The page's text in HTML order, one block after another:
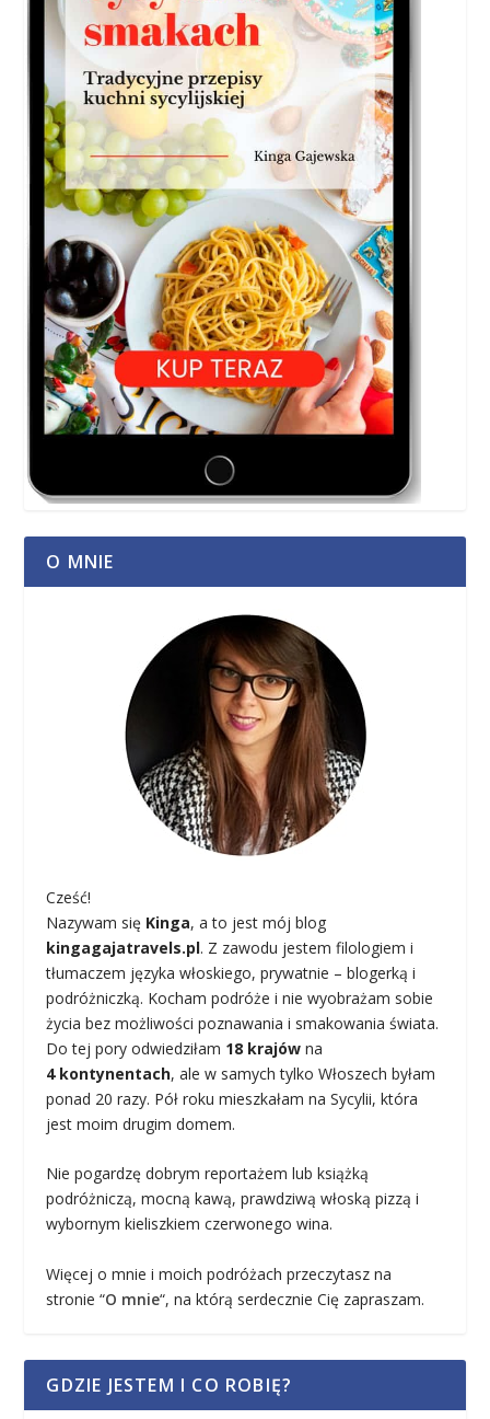
O MNIE
Cześć!
Nazywam się Kinga, a to jest mój blog
kingagajatravels.pl. Z zawodu jestem filologiem i
tłumaczem języka włoskiego, prywatnie – blogerką i
podróżniczką. Kocham podróże i nie wyobrażam sobie
życia bez możliwości poznawania i smakowania świata.
Do tej pory odwiedziłam 18 krajów na
4 kontynentach, ale w samych tylko Włoszech byłam
ponad 20 razy. Pół roku mieszkałam na Sycylii, która
jest moim drugim domem.
Nie pogardzę dobrym reportażem lub książką
podróżniczą, mocną kawą, prawdziwą włoską pizzą i
wybornym kieliszkiem czerwonego wina.
Więcej o mnie i moich podróżach przeczytasz na
stronie “O mnie“, na którą serdecznie Cię zapraszam.
GDZIE JESTEM I CO ROBIĘ?